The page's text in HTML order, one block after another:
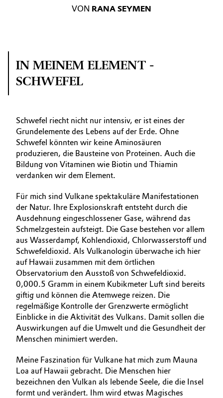
VON RANA SEYMEN
IN MEINEM ELEMENT -
SCHWEFEL
Schwefel riecht nicht nur intensiv, er ist eines der
Grundelemente des Lebens auf der Erde. Ohne
Schwefel könnten wir keine Aminosäuren
produzieren, die Bausteine von Proteinen. Auch die
Bildung von Vitaminen wie Biotin und Thiamin
verdanken wir dem Element.
Für mich sind Vulkane spektakuläre Manifestationen
der Natur. Ihre Explosionskraft entsteht durch die
Ausdehnung eingeschlossener Gase, während das
Schmelzgestein aufsteigt. Die Gase bestehen vor allem
aus Wasserdampf, Kohlendioxid, Chlorwasserstoff und
Schwefeldioxid. Als Vulkanologin überwache ich hier
auf Hawaii zusammen mit dem örtlichen
Observatorium den Ausstoß von Schwefeldioxid.
0,000.5 Gramm in einem Kubikmeter Luft sind bereits
giftig und können die Atemwege reizen. Die
regelmäßige Kontrolle der Grenzwerte ermöglicht
Einblicke in die Aktivität des Vulkans. Damit sollen die
Auswirkungen auf die Umwelt und die Gesundheit der
Menschen minimiert werden.
Meine Faszination für Vulkane hat mich zum Mauna
Loa auf Hawaii gebracht. Die Menschen hier
bezeichnen den Vulkan als lebende Seele, die die Insel
formt und verändert. Ihm wird etwas Magisches